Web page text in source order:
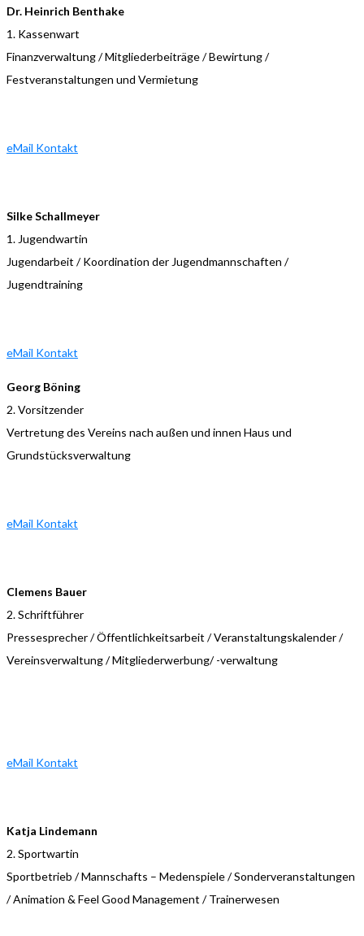
Dr. Heinrich Benthake
1. Kassenwart
Finanzverwaltung / Mitgliederbeiträge / Bewirtung /
Festveranstaltungen und Vermietung
eMail Kontakt
Silke Schallmeyer
1. Jugendwartin
Jugendarbeit / Koordination der Jugendmannschaften /
Jugendtraining
eMail Kontakt
Georg Böning
2. Vorsitzender
Vertretung des Vereins nach außen und innen Haus und
Grundstücksverwaltung
eMail Kontakt
Clemens Bauer
2. Schriftführer
Pressesprecher / Öffentlichkeitsarbeit / Veranstaltungskalender /
Vereinsverwaltung / Mitgliederwerbung/ -verwaltung
eMail Kontakt
Katja Lindemann
2. Sportwartin
Sportbetrieb / Mannschafts – Medenspiele / Sonderveranstaltungen
/ Animation & Feel Good Management / Trainerwesen